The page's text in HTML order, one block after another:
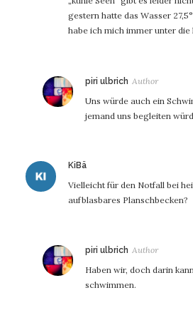
gestern hatte das Wasser
habe ich mich immer unter
piri ulbrich sagt:
Uns würde auch ein
jemand uns begleiten
KiBä
Vielleicht für den Notfall bei
aufblasbares Planschbecken?
piri ulbrich sagt:
Haben wir, doch darin
schwimmen.